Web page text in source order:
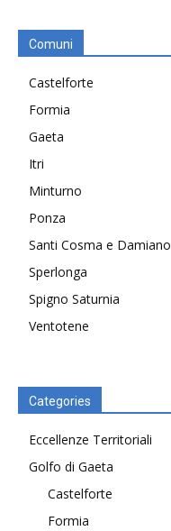
Comuni
Castelforte
Formia
Gaeta
Itri
Minturno
Ponza
Santi Cosma e Damiano
Sperlonga
Spigno Saturnia
Ventotene
Categories
Eccellenze Territoriali
Golfo di Gaeta
Castelforte
Formia